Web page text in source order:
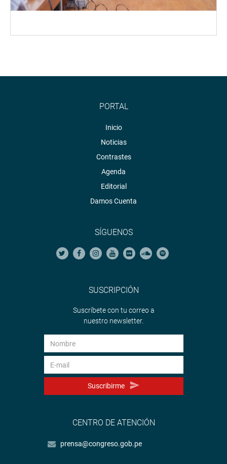
PORTAL
Inicio
Noticias
Contrastes
Agenda
Editorial
Damos Cuenta
SÍGUENOS
SUSCRIPCIÓN
Suscríbete con tu correo a
nuestro newsletter.
Suscribirme
CENTRO DE ATENCIÓN
prensa@congreso.gob.pe